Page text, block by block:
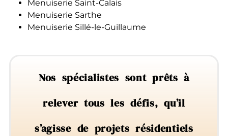
Menuiserie Saint-Calais
Menuiserie Sarthe
Menuiserie Sillé-le-Guillaume
Nos spécialistes sont prêts à
relever tous les défis, qu’il
s’agisse de projets résidentiels